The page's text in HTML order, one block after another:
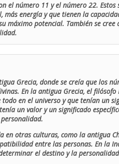
el número 11 y el número 22.
más energía y que tienen la
máximo potencial. También se
Grecia, donde se creía que los
En la antigua Grecia, el
en el universo y que tenían un
un valor y un significado
en otras culturas, como la antigua
entre las personas. En la
el destino y la